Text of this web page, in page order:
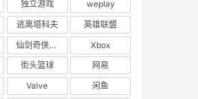
独立游戏
weplay
逃离塔科夫
英雄联盟
仙剑奇侠传四
Xbox
街头篮球
网易
Valve
闲鱼